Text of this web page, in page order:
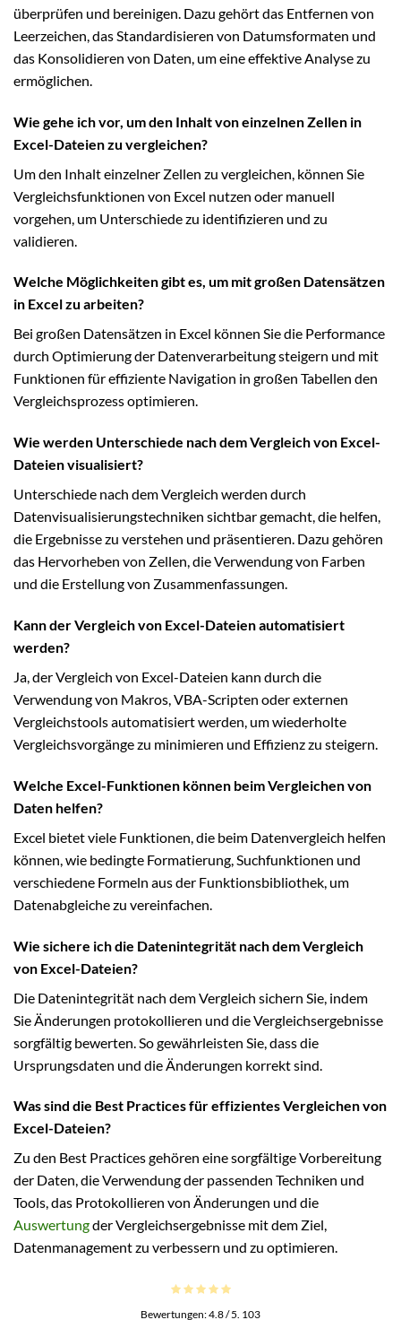
überprüfen und bereinigen. Dazu gehört das Entfernen von
Leerzeichen, das Standardisieren von Datumsformaten und
das Konsolidieren von Daten, um eine effektive Analyse zu
ermöglichen.
Wie gehe ich vor, um den Inhalt von einzelnen Zellen in
Excel-Dateien zu vergleichen?
Um den Inhalt einzelner Zellen zu vergleichen, können Sie
Vergleichsfunktionen von Excel nutzen oder manuell
vorgehen, um Unterschiede zu identifizieren und zu
validieren.
Welche Möglichkeiten gibt es, um mit großen Datensätzen
in Excel zu arbeiten?
Bei großen Datensätzen in Excel können Sie die Performance
durch Optimierung der Datenverarbeitung steigern und mit
Funktionen für effiziente Navigation in großen Tabellen den
Vergleichsprozess optimieren.
Wie werden Unterschiede nach dem Vergleich von Excel-
Dateien visualisiert?
Unterschiede nach dem Vergleich werden durch
Datenvisualisierungstechniken sichtbar gemacht, die helfen,
die Ergebnisse zu verstehen und präsentieren. Dazu gehören
das Hervorheben von Zellen, die Verwendung von Farben
und die Erstellung von Zusammenfassungen.
Kann der Vergleich von Excel-Dateien automatisiert
werden?
Ja, der Vergleich von Excel-Dateien kann durch die
Verwendung von Makros, VBA-Scripten oder externen
Vergleichstools automatisiert werden, um wiederholte
Vergleichsvorgänge zu minimieren und Effizienz zu steigern.
Welche Excel-Funktionen können beim Vergleichen von
Daten helfen?
Excel bietet viele Funktionen, die beim Datenvergleich helfen
können, wie bedingte Formatierung, Suchfunktionen und
verschiedene Formeln aus der Funktionsbibliothek, um
Datenabgleiche zu vereinfachen.
Wie sichere ich die Datenintegrität nach dem Vergleich
von Excel-Dateien?
Die Datenintegrität nach dem Vergleich sichern Sie, indem
Sie Änderungen protokollieren und die Vergleichsergebnisse
sorgfältig bewerten. So gewährleisten Sie, dass die
Ursprungsdaten und die Änderungen korrekt sind.
Was sind die Best Practices für effizientes Vergleichen von
Excel-Dateien?
Zu den Best Practices gehören eine sorgfältige Vorbereitung
der Daten, die Verwendung der passenden Techniken und
Tools, das Protokollieren von Änderungen und die
Auswertungder Vergleichsergebnisse mit dem Ziel,
Datenmanagement zu verbessern und zu optimieren.
Bewertungen:4.8/ 5. 103